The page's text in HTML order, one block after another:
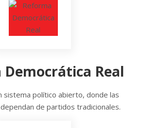
Democrática Real
sistema político abierto, donde las
de partidos tradicionales.